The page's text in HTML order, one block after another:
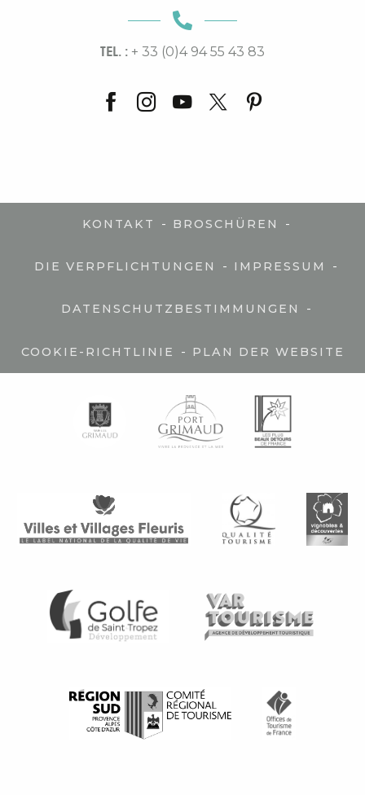
TEL. : + 33 (0)4 94 55 43 83
KONTAKT - BROSCHÜREN -
DIE VERPFLICHTUNGEN - IMPRESSUM -
DATENSCHUTZBESTIMMUNGEN -
COOKIE-RICHTLINIE - PLAN DER WEBSITE